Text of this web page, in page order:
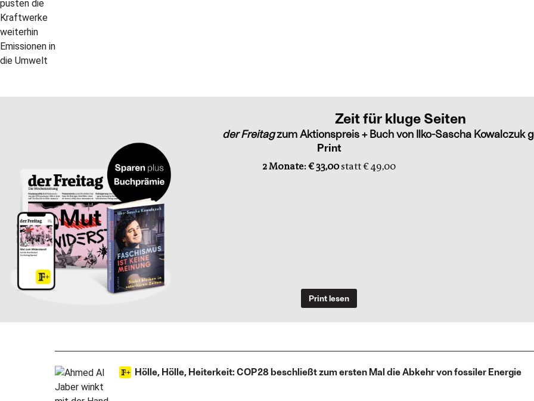
Zeit für kluge Seiten
der Freitagzum Aktionspreis + Buch von Ilko-Sascha Kowalczuk
Print
2 Monate: € 33,00statt € 49,00
Print lesen
Hölle, Hölle, Heiterkeit: COP28 beschließt zum ersten Mal die Abkehr von fossiler Energie